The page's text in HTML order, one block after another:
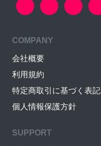
COMPANY
会社概要
利用規約
特定商取引に基づく表記
個人情報保護方針
SUPPORT